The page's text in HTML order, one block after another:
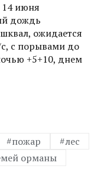
июня
дождь
ожидается
с порывами до
+5+10, днем
#пожар
#лес
орманы